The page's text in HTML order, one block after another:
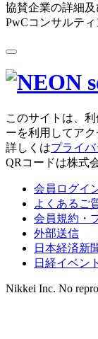
協賛企業の詳細
PwCコンサルテ
このサイトは、
ーを利用してア
詳しくはプライ
QRコードは株式
会員ログイ
よくあるご
会員規約・
外部送信
日本経済新
日経イベン
Nikkei Inc. No